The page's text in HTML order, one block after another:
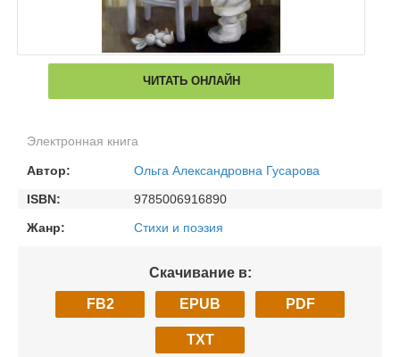
ЧИТАТЬ ОНЛАЙН
Электронная книга
Автор:
Ольга Александровна Гусарова
ISBN:
9785006916890
Жанр:
Стихи и поэзия
Скачивание в:
FB2 EPUB PDF
TXT